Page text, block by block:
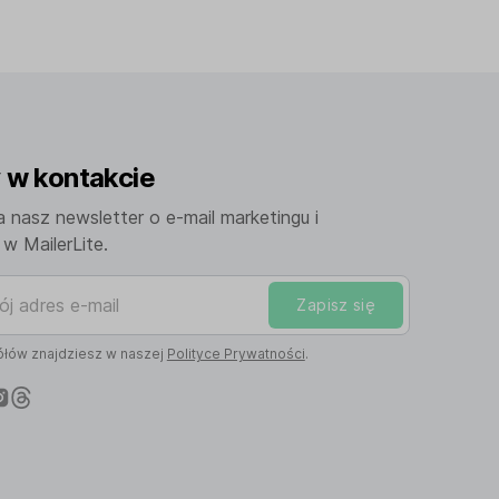
kontakcie
nasz newsletter o e-mail marketingu i
MailerLite.
Zapisz się
znajdziesz w naszej Polityce Prywatności.